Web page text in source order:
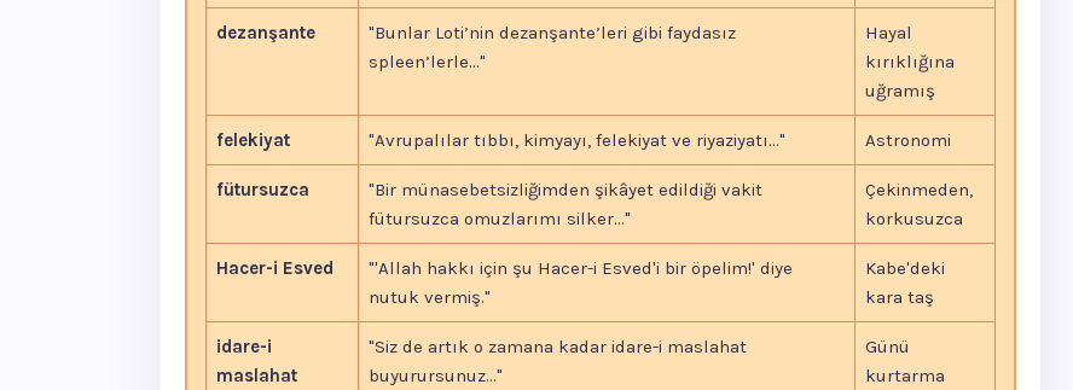
dezanşante
"Bunlar Loti’nin dezanşante’leri gibi faydasız
spleen’lerle..."
Hayal
kırıklığına
uğramış
felekiyat "Avrupalılar tıbbı, kimyayı, felekiyat ve riyaziyatı..." Astronomi
fütursuzca
"Bir münasebetsizliğimden şikâyet edildiği vakit
fütursuzca omuzlarımı silker..."
Çekinmeden,
korkusuzca
Hacer-i Esved
"'Allah hakkı için şu Hacer-i Esved'i bir öpelim!' diye
nutuk vermiş."
Kabe'deki
kara taş
idare-i
maslahat
"Siz de artık o zamana kadar idare-i maslahat
buyurursunuz..."
Günü
kurtarma